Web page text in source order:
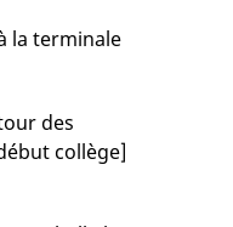
la terminale
des
collège]